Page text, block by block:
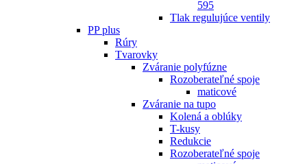
595
Tlak regulujúce ventily
PP plus
Rúry
Tvarovky
Zváranie polyfúzne
Rozoberateľné spoje
maticové
Zváranie na tupo
Kolená a oblúky
T-kusy
Redukcie
Rozoberateľné spoje